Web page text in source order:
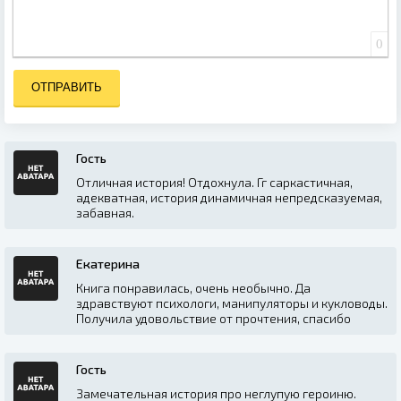
0
ОТПРАВИТЬ
Гость
Отличная история! Отдохнула. Гг саркастичная,
адекватная, история динамичная непредсказуемая,
забавная.
Екатерина
Книга понравилась, очень необычно. Да
здравствуют психологи, манипуляторы и кукловоды.
Получила удовольствие от прочтения, спасибо
Гость
Замечательная история про неглупую героиню.